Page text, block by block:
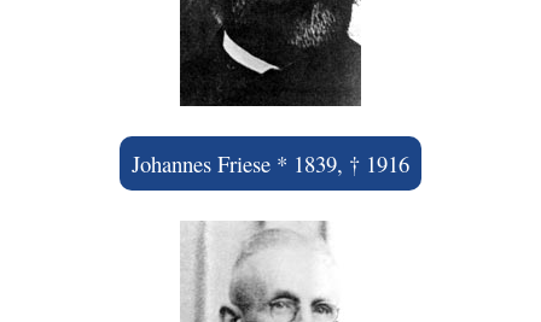
Johannes Friese * 1839, † 1916